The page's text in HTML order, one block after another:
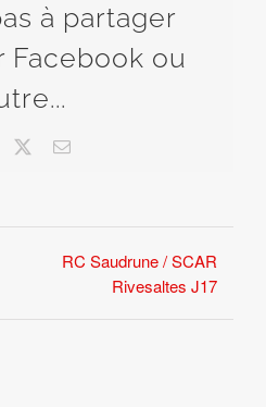
à partager
Facebook ou
Facebook Email
RC Saudrune / SCAR
Rivesaltes J17